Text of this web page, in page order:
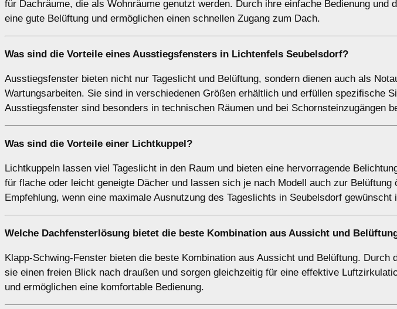
für Dachräume, die als Wohnräume genutzt werden. Durch ihre einfache Bedienung und
eine gute Belüftung und ermöglichen einen schnellen Zugang zum Dach.
Was sind die Vorteile eines Ausstiegsfensters in Lichtenfels Seubelsdorf?
Ausstiegsfenster bieten nicht nur Tageslicht und Belüftung, sondern dienen auch als
Wartungsarbeiten. Sie sind in verschiedenen Größen erhältlich und erfüllen spezifische
Ausstiegsfenster sind besonders in technischen Räumen und bei Schornsteinzugängen
Was sind die Vorteile einer Lichtkuppel ?
Lichtkuppeln lassen viel Tageslicht in den Raum und bieten eine hervorragende
für flache oder leicht geneigte Dächer und lassen sich je nach Modell auch zur
Empfehlung, wenn eine maximale Ausnutzung des Tageslichts in Seubelsdorf gewünscht
Welche Dachfensterlösung bietet die beste Kombination aus Aussicht und
Klapp-Schwing-Fenster bieten die beste Kombination aus Aussicht und Belüftung. Durch
sie einen freien Blick nach draußen und sorgen gleichzeitig für eine effektive
und ermöglichen eine komfortable Bedienung.